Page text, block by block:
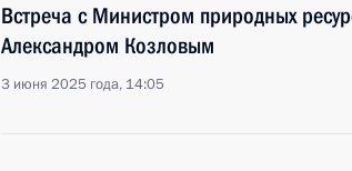
Встреча с Министром природных
Александром Козловым
3 июня 2025 года, 14:05